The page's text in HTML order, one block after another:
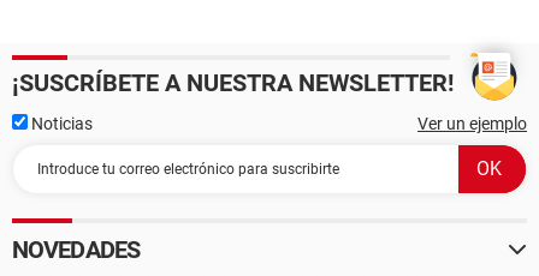
¡SUSCRÍBETE A NUESTRA NEWSLETTER!
Noticias Ver un ejemplo
NOVEDADES